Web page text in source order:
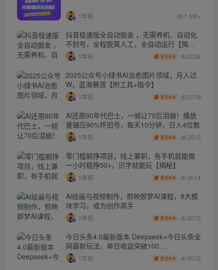
1年前 1.5W+
抖音极速版全自动掘金 ，无需养机、自动化
不封号，全程脱离人工，全自动运行【揭
秘】 1年前 宝币9.9 2034
2025公众号小绿书AI治愈图片领域，月入过
W，蓝海赛道【附工具+指令】
1年前 宝币9.9 2019
AI还原90年代巴士，一帧让70后泪崩！播放
量碾压90%怀旧号，每天10分钟，日入4位数
1年前 宝币9.9 2015
零门槛躺挣项目，线上兼职，有手机就能做
一小时稳挣50+，识字就能玩【揭秘】
1年前 宝币9.9 2014
AI绘画与视频制作，剪映即梦AI课程，8大模
块学习，成为创作高手
1年前 宝币9.9 2012
今日头条4.0最新版本 Deepseek+今日头条全
网最新玩法，单日收益突破100…
1年前 宝币9.9 2012